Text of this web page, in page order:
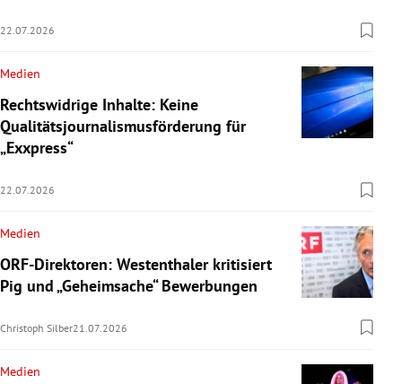
22.07.2026
Medien
Rechtswidrige Inhalte: Keine
Qualitätsjournalismusförderung für
„Exxpress“
22.07.2026
Medien
ORF-Direktoren: Westenthaler kritisiert
Pig und „Geheimsache“ Bewerbungen
Christoph Silber21.07.2026
Medien